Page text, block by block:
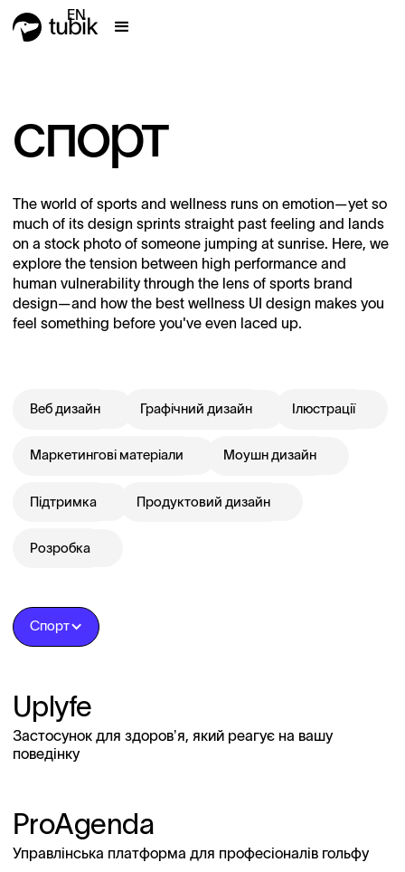
EN
спорт
The world of sports and wellness runs on emotion—yet so
much of its design sprints straight past feeling and lands
on a stock photo of someone jumping at sunrise. Here, we
explore the tension between high performance and
human vulnerability through the lens of sports brand
design—and how the best wellness UI design makes you
feel something before you've even laced up.
Веб дизайн Графічний дизайн Ілюстрації
Маркетингові матеріали Моушн дизайн
Підтримка Продуктовий дизайн
Розробка
Спорт
Uplyfe
Застосунок для здоровʼя, який реагує на вашу
поведінку
ProAgenda
Управлінська платформа для професіоналів гольфу